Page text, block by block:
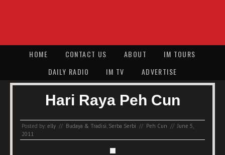
HOME CONTACT US ABOUT
IM TOURS
DAILY RADIO
IM TV ADVERTISE
Hari Raya Peh Cun
Posted by: elly // Budaya & Tradisi, Serba Serbi // Peh Cun // June 5,
2011